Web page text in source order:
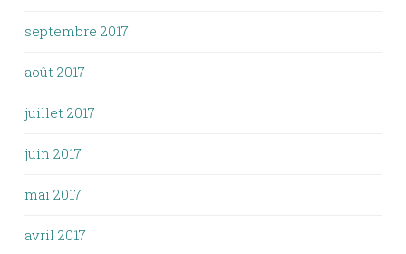
septembre 2017
août 2017
juillet 2017
juin 2017
mai 2017
avril 2017